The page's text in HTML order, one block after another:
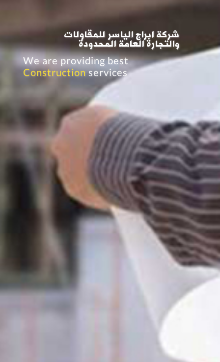
شركة ابراج الياسر للمقاولات
والتجارة العامة المحدودة
We are providing best
Constructionservices